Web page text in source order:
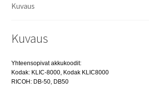
R1,
Caplio
R1S,
Caplio
R1V,
Kuvaus
Kuvaus
Yhteensopivat akkukoodit:
Kodak: KLIC-8000, Kodak KLIC8000
RICOH: DB-50, DB50